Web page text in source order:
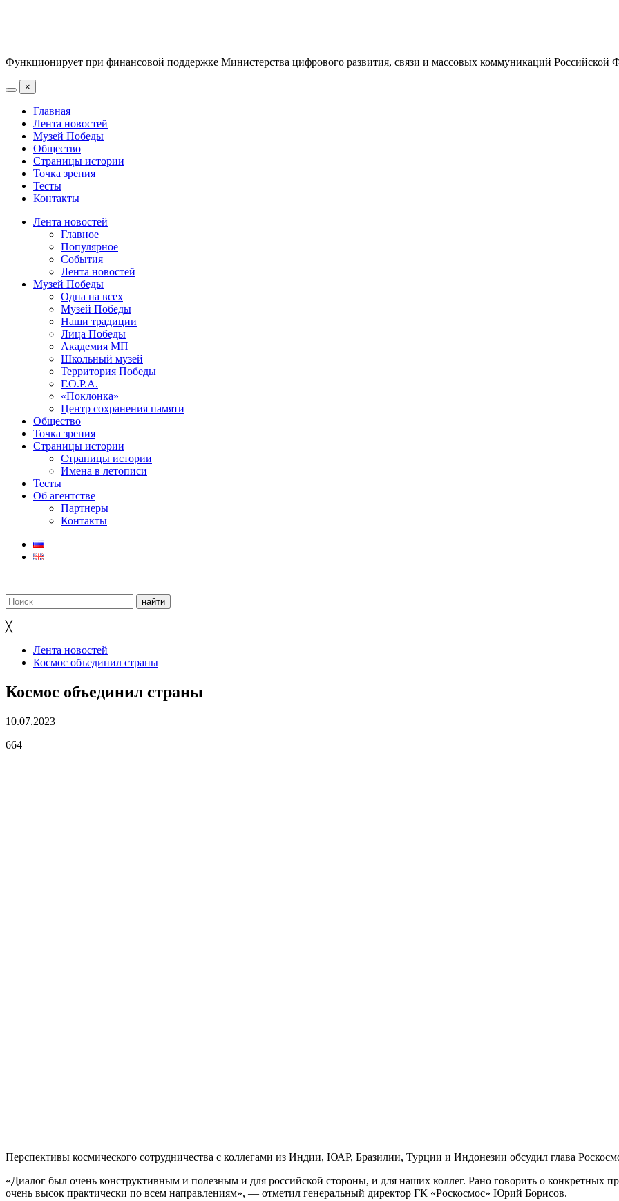
Функционирует при финансовой поддержке Министерства цифрового развития, связи и массовых коммуникаций Российской
×
Главная
Лента новостей
Музей Победы
Общество
Страницы истории
Точка зрения
Тесты
Контакты
Лента новостей
Главное
Популярное
События
Лента новостей
Музей Победы
Одна на всех
Музей Победы
Наши традиции
Лица Победы
Академия МП
Школьный музей
Территория Победы
Г.О.Р.А.
«Поклонка»
Центр сохранения памяти
Общество
Точка зрения
Страницы истории
Страницы истории
Имена в летописи
Тесты
Об агентстве
Партнеры
Контакты
╳
Лента новостей
Космос объединил страны
Космос объединил страны
10.07.2023
664
Перспективы космического сотрудничества с коллегами из Индии, ЮАР, Бразилии, Турции и Индонезии обсудил глава
«Диалог был очень конструктивным и полезным и для российской стороны, и для наших коллег. Рано говорить о конкретных
очень высок практически по всем направлениям», — отметил генеральный директор ГК «Роскосмос» Юрий Борисов.